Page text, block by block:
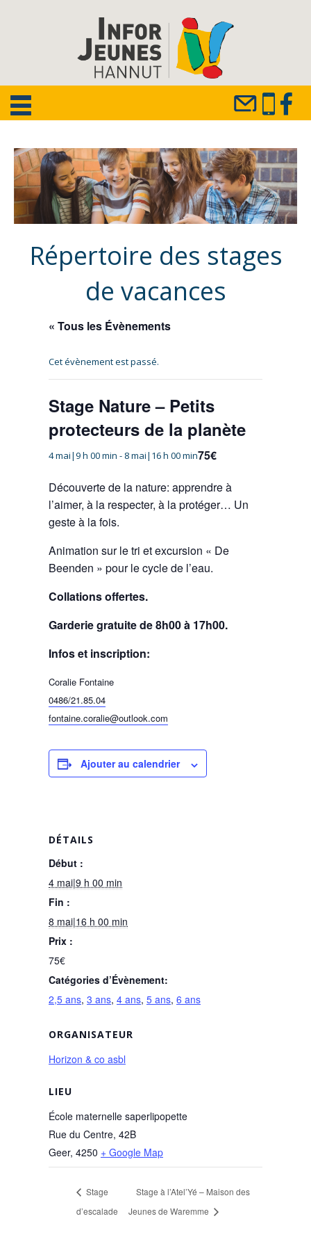
Répertoire des stages
de vacances
« Tous les Évènements
Cet évènement est passé.
Stage Nature – Petits
protecteurs de la planète
4 mai|9 h 00 min - 8 mai|16 h 00 min75€
Découverte de la nature: apprendre à
l’aimer, à la respecter, à la protéger… Un
geste à la fois.
Animation sur le tri et excursion « De
Beenden » pour le cycle de l’eau.
Collations offertes.
Garderie gratuite de 8h00 à 17h00.
Infos et inscription:
Coralie Fontaine
0486/21.85.04
fontaine.coralie@outlook.com
Ajouter au calendrier
DÉTAILS
Début :
4 mai|9 h 00 min
Fin :
8 mai|16 h 00 min
Prix :
75€
Catégories d’Évènement:
2,5 ans, 3 ans, 4 ans, 5 ans, 6 ans
LIEU
École maternelle saperlipopette
Rue du Centre, 42B
Geer, 4250 + Google Map
ORGANISATEUR
Horizon & co asbl
Stage
d’escalade
Stage à l’Atel’Yé – Maison des
Jeunes de Waremme